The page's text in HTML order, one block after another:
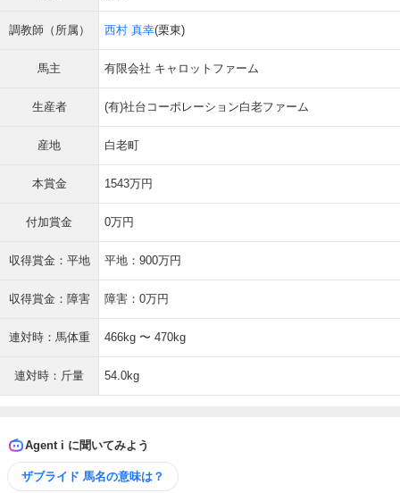
調教師（所属） 西村 真幸(栗東)
馬主 有限会社 キャロットファーム
生産者 (有)社台コーポレーション白老ファーム
産地 白老町
本賞金 1543万円
付加賞金 0万円
収得賞金：平地 平地：900万円
収得賞金：障害 障害：0万円
連対時：馬体重 466kg 〜 470kg
連対時：斤量 54.0kg
Agent i に聞いてみよう
ザブライド 馬名の意味は？